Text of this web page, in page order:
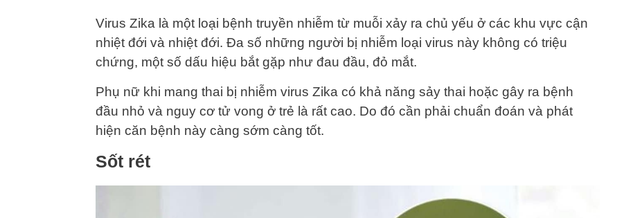
Virus Zika là một loại bệnh truyền nhiễm từ muỗi xảy ra chủ yếu ở các khu vực cận
nhiệt đới và nhiệt đới. Đa số những người bị nhiễm loại virus này không có triệu
chứng, một số dấu hiệu bắt gặp như đau đầu, đỏ mắt.
Phụ nữ khi mang thai bị nhiễm virus Zika có khả năng sảy thai hoặc gây ra bệnh
đầu nhỏ và nguy cơ tử vong ở trẻ là rất cao. Do đó cần phải chuẩn đoán và phát
hiện căn bệnh này càng sớm càng tốt.
Sốt rét